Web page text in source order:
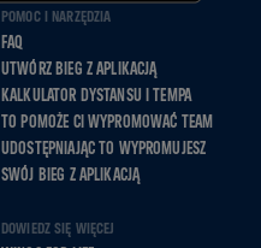
POMOC I NARZĘDZIA
FAQ
UTWÓRZ BIEG Z APLIKACJĄ
KALKULATOR DYSTANSU I TEMPA
TO POMOŻE CI WYPROMOWAĆ TEAM
UDOSTĘPNIAJĄC TO WYPROMUJESZ
SWÓJ BIEG Z APLIKACJĄ
DOWIEDZ SIĘ WIĘCEJ